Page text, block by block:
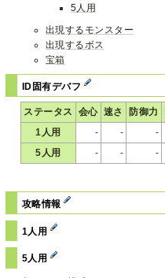
5人用
出現するモンスター
出現するボス
宝箱
ID固有デバフ
ステータス 会心 速さ 防御力
1人用
- - -
5人用
- - -
攻略情報
1人用
5人用